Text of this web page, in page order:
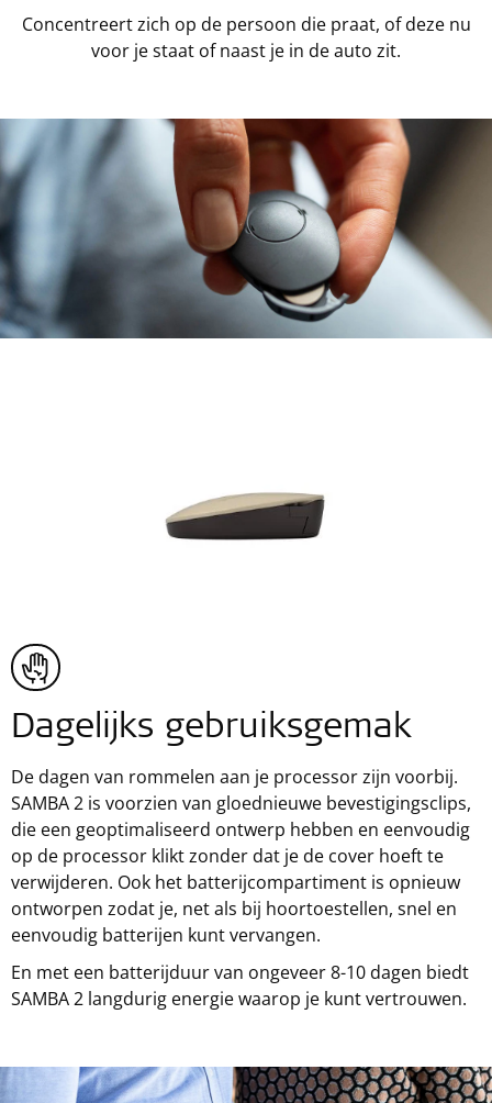
Concentreert zich op de persoon die praat, of deze nu
voor je staat of naast je in de auto zit.
Dagelijks gebruiksgemak
De dagen van rommelen aan je processor zijn voorbij.
SAMBA 2 is voorzien van gloednieuwe bevestigingsclips,
die een geoptimaliseerd ontwerp hebben en eenvoudig
op de processor klikt zonder dat je de cover hoeft te
verwijderen. Ook het batterijcompartiment is opnieuw
ontworpen zodat je, net als bij hoortoestellen, snel en
eenvoudig batterijen kunt vervangen.
En met een batterijduur van ongeveer 8-10 dagen biedt
SAMBA 2 langdurig energie waarop je kunt vertrouwen.